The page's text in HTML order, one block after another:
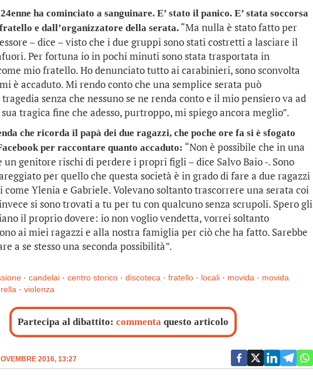
ha cominciato a sanguinare. E’ stato il panico. E’ stata soccorsa
e dall’organizzatore della serata. “Ma nulla è stato fatto per
– dice – visto che i due gruppi sono stati costretti a lasciare il
Per fortuna io in pochi minuti sono stata trasportata in
mio fratello. Ho denunciato tutto ai carabinieri, sono sconvolta
è accaduto. Mi rendo conto che una semplice serata può
senza che nessuno se ne renda conto e il mio pensiero va ad
tragica fine che adesso, purtroppo, mi spiego ancora meglio”.
che ricorda il papà dei due ragazzi, che poche ore fa si è sfogato
per raccontare quanto accaduto: “Non è possibile che in una
un genitore rischi di perdere i propri figli – dice Salvo Baio -. Sono
per quello che questa società è in grado di fare a due ragazzi
come Ylenia e Gabriele. Volevano soltanto trascorrere una serata coi
si sono trovati a tu per tu con qualcuno senza scrupoli. Spero gli
il proprio dovere: io non voglio vendetta, vorrei soltanto
ai miei ragazzi e alla nostra famiglia per ciò che ha fatto. Sarebbe
a se stesso una seconda possibilità”.
· candelai · centro storico · discoteca · fratello · locali · movida · movida
· violenza
Partecipa al dibattito:commenta questo articolo
2016, 13:27